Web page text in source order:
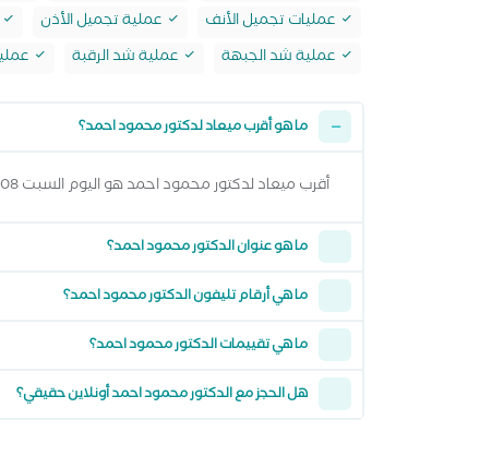
عمليات تجميل الأنف
عملية تجميل الأذن
عملية شد الجبهة
عملية شد الرقبة
ما هو أقرب ميعاد لدكتور محمود احمد؟
أقرب ميعاد لدكتور محمود احمد هو اليوم السبت 08 اغسطس 2026 من 4:30 مساءً وتقدر تشوف كل المواعيد المتاحة من خلال عرض المواعيد أعلاه
ما هو عنوان الدكتور محمود احمد؟
ما هي أرقام تليفون الدكتور محمود احمد؟
ما هي تقييمات الدكتور محمود احمد؟
هل الحجز مع الدكتور محمود احمد أونلاين حقيقي؟